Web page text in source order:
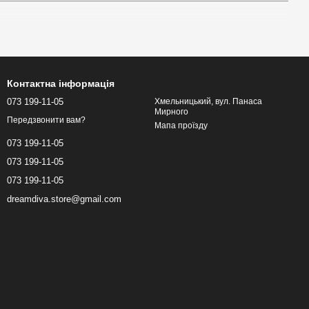
з реалістичним рельєфом — для повного відчуття
як страпон — виріб забезпечує реалістичне
— легка, зручна та виглядає природно під одягом.
жіночий силует.
Контактна інформація
073 199-11-05
Передзвонити вам?
073 199-11-05
073 199-11-05
073 199-11-05
dreamdiva.store@gmail.com
Хмельницький, вул. Панаса
Мирного
Мапа проїзду